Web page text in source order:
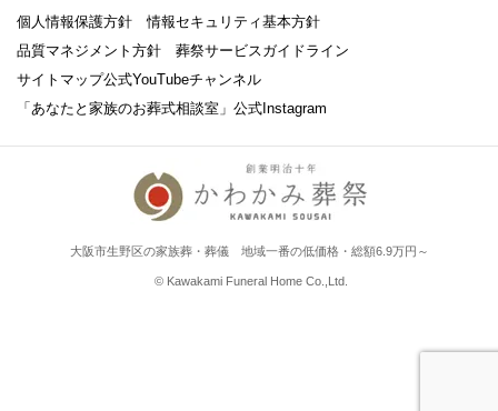
個人情報保護方針
情報セキュリティ基本方針
品質マネジメント方針
葬祭サービスガイドライン
サイトマップ公式YouTubeチャンネル
「あなたと家族のお葬式相談室」 公式Instagram
大阪市生野区の家族葬・葬儀 地域一番の低価格・総額6.9万円～
© Kawakami Funeral Home Co.,Ltd.